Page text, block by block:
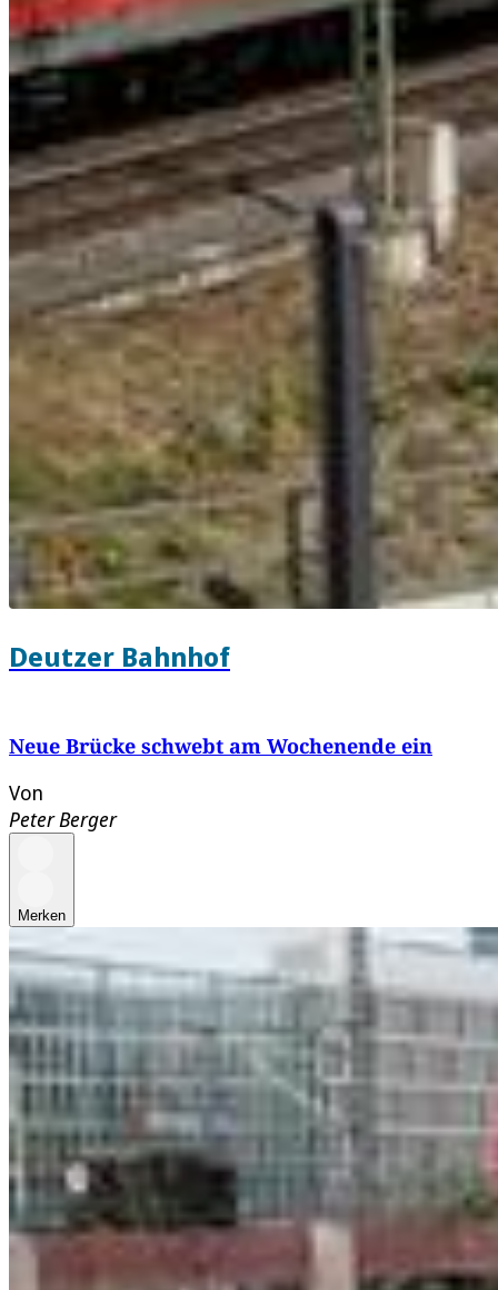
Deutzer Bahnhof
Neue Brücke schwebt am Wochenende ein
Von
Peter Berger
Merken